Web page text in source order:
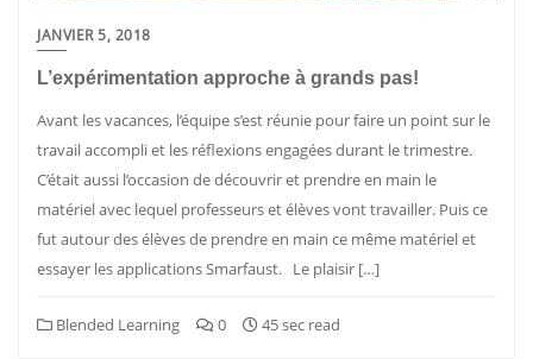
JANVIER 5, 2018
L’expérimentation approche à grands pas!
Avant les vacances, l’équipe s’est réunie pour faire un point sur le
travail accompli et les réflexions engagées durant le trimestre.
C’était aussi l’occasion de découvrir et prendre en main le
matériel avec lequel professeurs et élèves vont travailler. Puis ce
fut autour des élèves de prendre en main ce même matériel et
essayer les applications Smarfaust. Le plaisir […]
Blended Learning 0 45 sec read